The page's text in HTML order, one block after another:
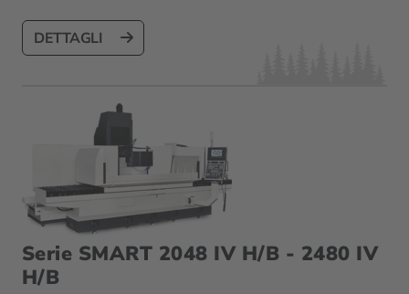
DETTAGLI
Serie SMART 2048 IV H/B - 2480 IV
H/B